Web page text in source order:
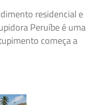
residencial e
Peruíbe é uma
começa a